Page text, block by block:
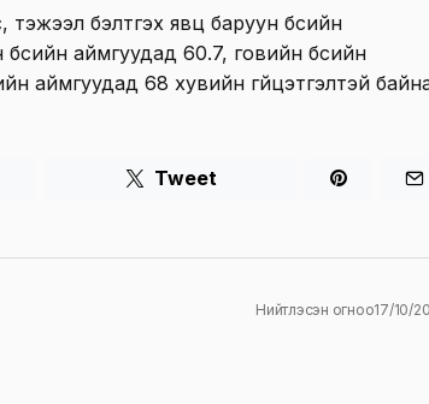
бэлтгэх явц баруун бүсийн
аймгуудад 60.7, говийн бүсийн
аймгуудад 68 хувийн гүйцэтгэлтэй
Tweet
Нийтлэсэн огноо17/10/